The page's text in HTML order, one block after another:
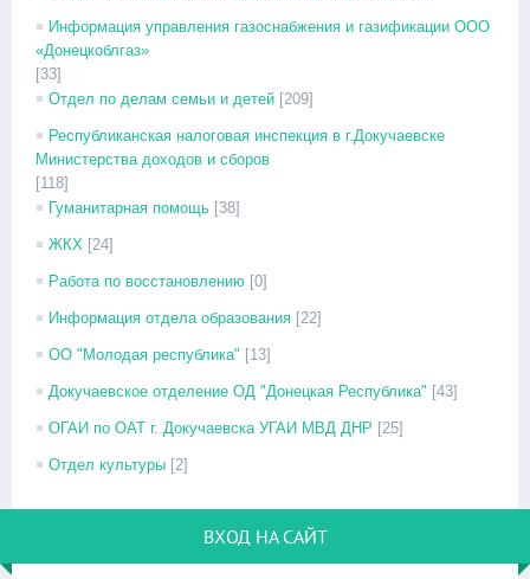
Информация управления газоснабжения и газификации ООО
«Донецкоблгаз»
[33]
Отдел по делам семьи и детей [209]
Республиканская налоговая инспекция в г.Докучаевске
Министерства доходов и сборов
[118]
Гуманитарная помощь [38]
ЖКХ [24]
Работа по восстановлению [0]
Информация отдела образования [22]
ОО "Молодая республика" [13]
Докучаевское отделение ОД "Донецкая Республика" [43]
ОГАИ по ОАТ г. Докучаевска УГАИ МВД ДНР [25]
Отдел культуры [2]
ВХОД НА САЙТ